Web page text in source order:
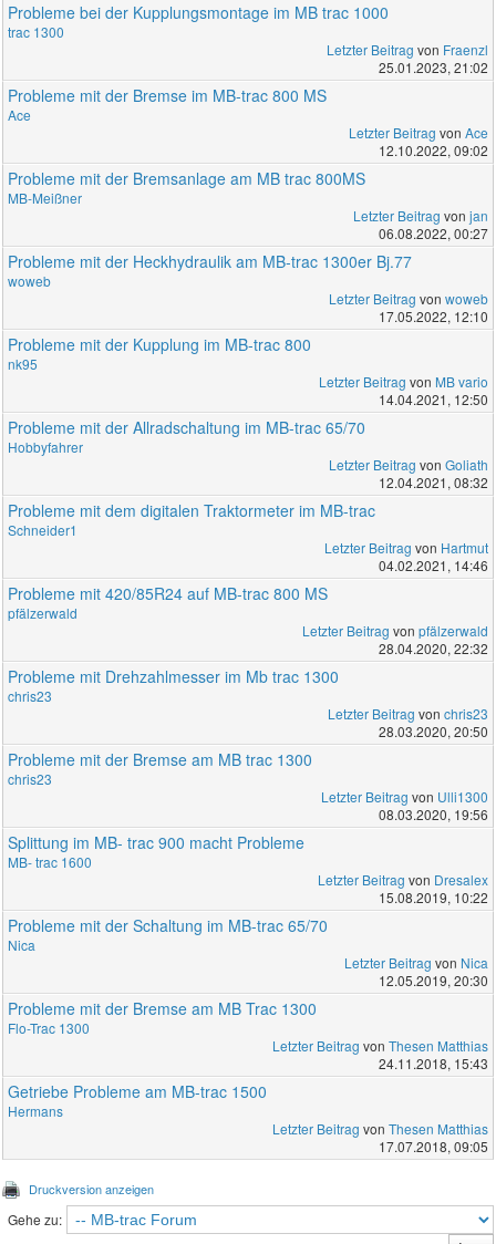
Probleme bei der Kupplungsmontage im MB trac 1000
trac 1300
Letzter Beitrag von Fraenzl
25.01.2023, 21:02
Probleme mit der Bremse im MB-trac 800 MS
Ace
Letzter Beitrag von Ace
12.10.2022, 09:02
Probleme mit der Bremsanlage am MB trac 800MS
MB-Meißner
Letzter Beitrag von jan
06.08.2022, 00:27
Probleme mit der Heckhydraulik am MB-trac 1300er Bj.77
woweb
Letzter Beitrag von woweb
17.05.2022, 12:10
Probleme mit der Kupplung im MB-trac 800
nk95
Letzter Beitrag von MB vario
14.04.2021, 12:50
Probleme mit der Allradschaltung im MB-trac 65/70
Hobbyfahrer
Letzter Beitrag von Goliath
12.04.2021, 08:32
Probleme mit dem digitalen Traktormeter im MB-trac
Schneider1
Letzter Beitrag von Hartmut
04.02.2021, 14:46
Probleme mit 420/85R24 auf MB-trac 800 MS
pfälzerwald
Letzter Beitrag von pfälzerwald
28.04.2020, 22:32
Probleme mit Drehzahlmesser im Mb trac 1300
chris23
Letzter Beitrag von chris23
28.03.2020, 20:50
Probleme mit der Bremse am MB trac 1300
chris23
Letzter Beitrag von Ulli1300
08.03.2020, 19:56
Splittung im MB- trac 900 macht Probleme
MB- trac 1600
Letzter Beitrag von Dresalex
15.08.2019, 10:22
Probleme mit der Schaltung im MB-trac 65/70
Nica
Letzter Beitrag von Nica
12.05.2019, 20:30
Probleme mit der Bremse am MB Trac 1300
Flo-Trac 1300
Letzter Beitrag von Thesen Matthias
24.11.2018, 15:43
Getriebe Probleme am MB-trac 1500
Hermans
Letzter Beitrag von Thesen Matthias
17.07.2018, 09:05
Druckversion anzeigen
Gehe zu: